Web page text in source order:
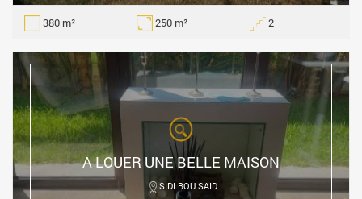
380 m² 250 m² 2
A LOUER UNE BELLE MAISON
SIDI BOU SAID